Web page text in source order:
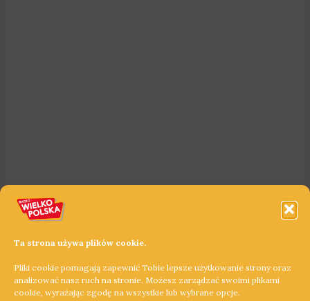
Ta strona używa plików cookie.
Pliki cookie pomagają zapewnić Tobie lepsze użytkowanie strony oraz
analizować nasz ruch na stronie. Możesz zarządzać swoimi plikami
cookie, wyrażając zgodę na wszystkie lub wybrane opcje.